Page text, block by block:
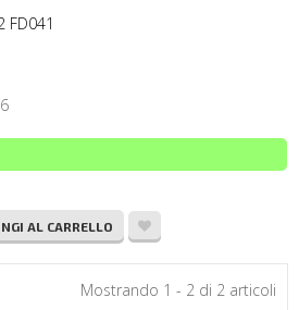
FD041
AL CARRELLO
Mostrando 1 - 2 di 2 articoli